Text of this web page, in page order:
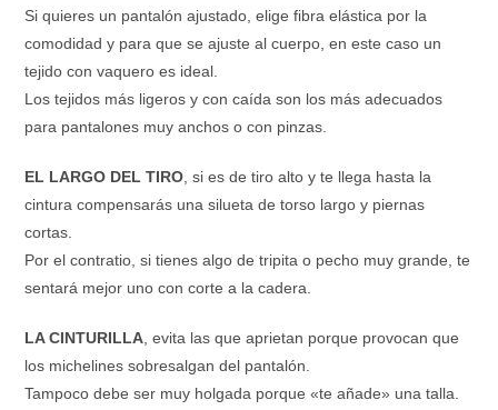
Si quieres un pantalón ajustado, elige fibra elástica por la
comodidad y para que se ajuste al cuerpo, en este caso un
tejido con vaquero es ideal.
Los tejidos más ligeros y con caída son los más adecuados
para pantalones muy anchos o con pinzas.
EL LARGO DEL TIRO , si es de tiro alto y te llega hasta la
cintura compensarás una silueta de torso largo y piernas
cortas.
Por el contratio, si tienes algo de tripita o pecho muy grande, te
sentará mejor uno con corte a la cadera.
LA CINTURILLA , evita las que aprietan porque provocan que
los michelines sobresalgan del pantalón.
Tampoco debe ser muy holgada porque «te añade» una talla.